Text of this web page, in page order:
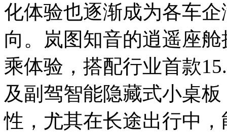
化体验也逐渐成为各车
向。岚图知音的逍遥座
乘体验，搭配行业首款
及副驾智能隐藏式小桌
性，尤其在长途出行中